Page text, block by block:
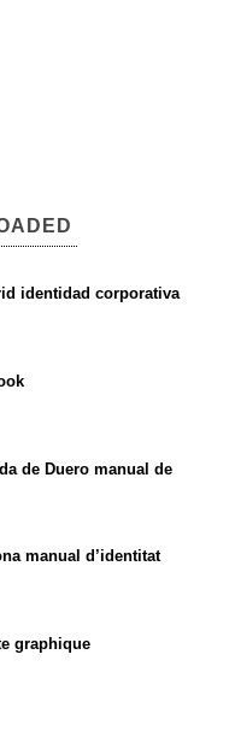
identidad corporativa
de Duero manual de
manual d’identitat
graphique